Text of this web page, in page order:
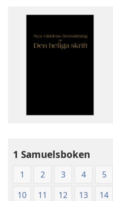
1 Samuelsboken
1 2 3 4 5
10
11 12 13 14